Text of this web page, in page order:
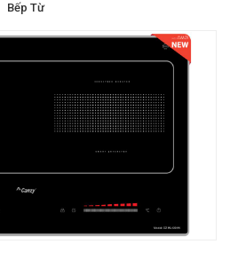
Bếp Từ